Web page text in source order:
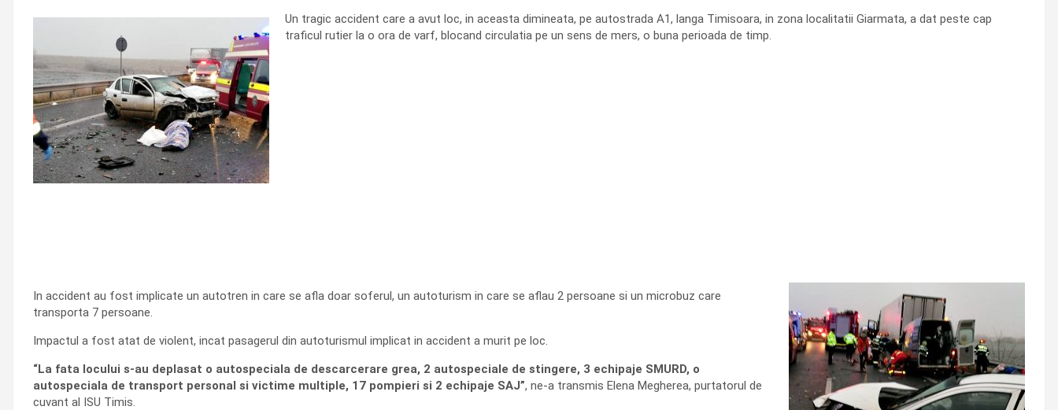
Un tragic accident care a avut loc, in aceasta dimineata, pe autostrada A1, langa Timisoara, in zona localitatii Giarmata, a dat peste cap
traficul rutier la o ora de varf, blocand circulatia pe un sens de mers, o buna perioada de timp.
In accident au fost implicate un autotren in care se afla doar soferul, un autoturism in care se aflau 2 persoane si un microbuz care
transporta 7 persoane.
Impactul a fost atat de violent, incat pasagerul din autoturismul implicat in accident a murit pe loc.
“La fata locului s-au deplasat o autospeciala de descarcerare grea, 2 autospeciale de stingere, 3 echipaje SMURD, o
autospeciala de transport personal si victime multiple, 17 pompieri si 2 echipaje SAJ”, ne-a transmis Elena Megherea, purtatorul de
cuvant al ISU Timis.